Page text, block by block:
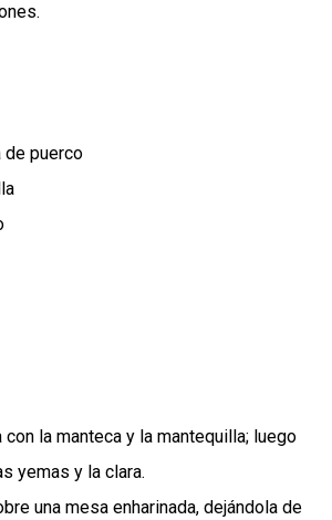
de puerco
con la manteca y la mantequilla; luego
yemas y la clara.
una mesa enharinada, dejándola de